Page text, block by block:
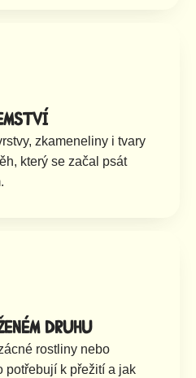
zkameneliny i tvary
který se začal psát
druhu
rostliny nebo
potřebují k přežití a jak